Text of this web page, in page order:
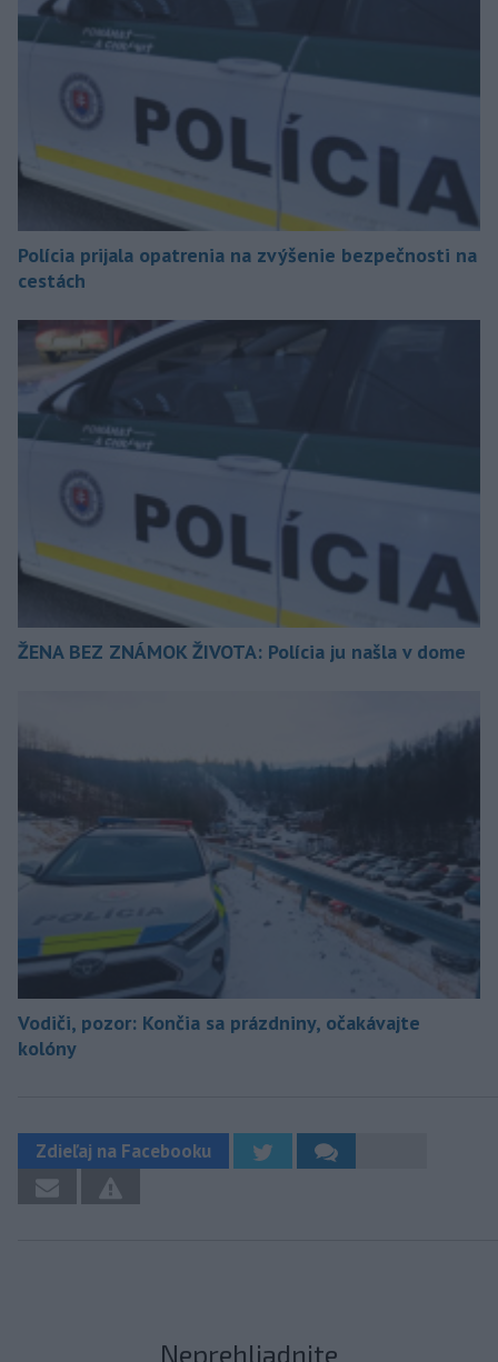
Polícia prijala opatrenia na zvýšenie bezpečnosti na
cestách
ŽENA BEZ ZNÁMOK ŽIVOTA: Polícia ju našla v dome
Vodiči, pozor: Končia sa prázdniny, očakávajte
kolóny
Zdieľaj na Facebooku
Neprehliadnite